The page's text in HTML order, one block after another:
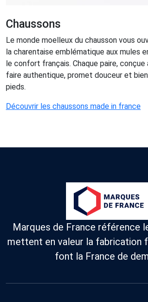
Chaussons
Le monde moelleux du chausson vous
la charentaise emblématique aux mules
le confort français. Chaque paire, conçue
faire authentique, promet douceur et
pieds.
Découvrir les chaussons made in france
Marques de France référence
mettent en valeur la fabrication
font la France de